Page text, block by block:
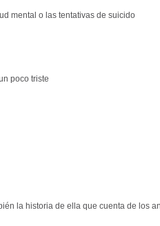
mental o las tentativas de suicido
poco triste
la historia de ella que cuenta de los